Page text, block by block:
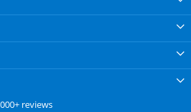
reviews